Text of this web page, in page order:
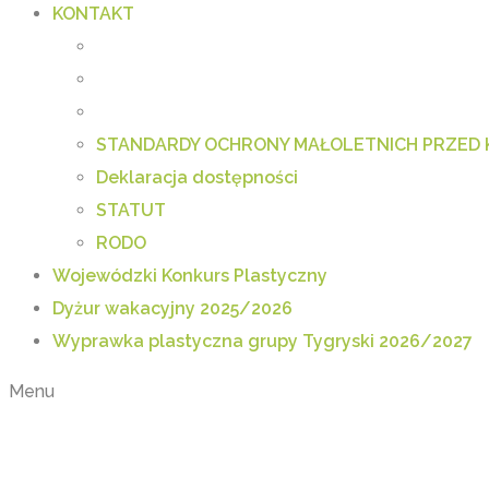
KONTAKT
STANDARDY OCHRONY MAŁOLETNICH PRZED
Deklaracja dostępności
STATUT
RODO
Wojewódzki Konkurs Plastyczny
Dyżur wakacyjny 2025/2026
Wyprawka plastyczna grupy Tygryski 2026/2027
Menu